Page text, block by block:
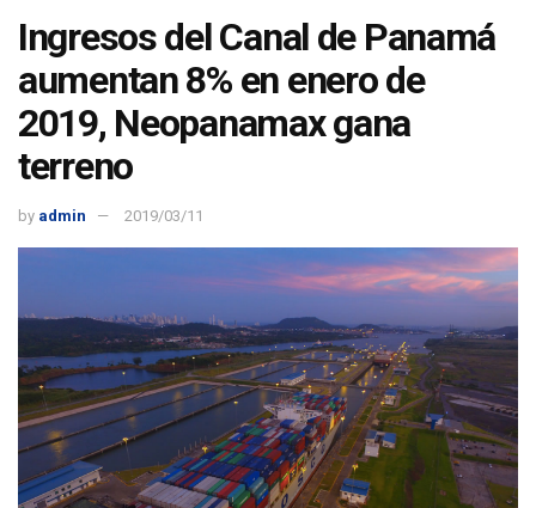
Ingresos del Canal de Panamá
aumentan 8% en enero de
2019, Neopanamax gana
terreno
by admin 2019/03/11